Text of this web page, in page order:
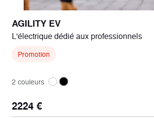
AGILITY EV
L'électrique dédié aux professionnels
Promotion
2 couleurs
2224 €